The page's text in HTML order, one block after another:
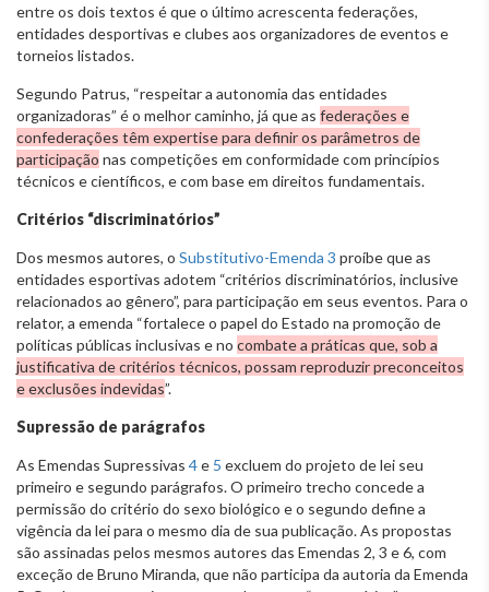
entre os dois textos é que o último acrescenta federações,
entidades desportivas e clubes aos organizadores de eventos e
torneios listados.
Segundo Patrus, “respeitar a autonomia das entidades
organizadoras” é o melhor caminho, já que as federações e
confederações têm expertise para definir os parâmetros de
participação nas competições em conformidade com princípios
técnicos e científicos, e com base em direitos fundamentais.
Critérios “discriminatórios”
Dos mesmos autores, o Substitutivo-Emenda 3 proíbe que as
entidades esportivas adotem “critérios discriminatórios, inclusive
relacionados ao gênero”, para participação em seus eventos. Para o
relator, a emenda “fortalece o papel do Estado na promoção de
políticas públicas inclusivas e no combate a práticas que, sob a
justificativa de critérios técnicos, possam reproduzir preconceitos
e exclusões indevidas”.
Supressão de parágrafos
As Emendas Supressivas 4e 5 excluem do projeto de lei seu
primeiro e segundo parágrafos. O primeiro trecho concede a
permissão do critério do sexo biológico e o segundo define a
vigência da lei para o mesmo dia de sua publicação. As propostas
são assinadas pelos mesmos autores das Emendas 2, 3 e 6, com
exceção de Bruno Miranda, que não participa da autoria da Emenda